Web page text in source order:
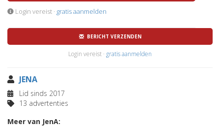
Login vereist · gratis aanmelden
BERICHT VERZENDEN
Login vereist · gratis aanmelden
JENA
Lid sinds 2017
13 advertenties
Meer van JenA: